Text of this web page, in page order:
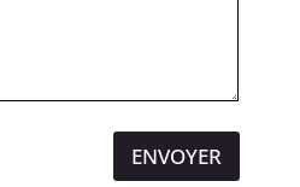
ENVOYER